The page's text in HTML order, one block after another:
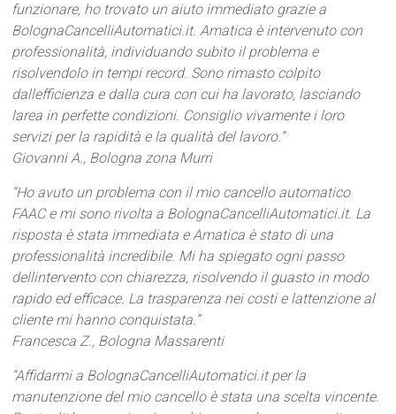
funzionare, ho trovato un aiuto immediato grazie a
BolognaCancelliAutomatici.it. Amatica è intervenuto con
professionalità, individuando subito il problema e
risolvendolo in tempi record. Sono rimasto colpito
dallefficienza e dalla cura con cui ha lavorato, lasciando
larea in perfette condizioni. Consiglio vivamente i loro
servizi per la rapidità e la qualità del lavoro.”
Giovanni A., Bologna zona Murri
“Ho avuto un problema con il mio cancello automatico
FAAC e mi sono rivolta a BolognaCancelliAutomatici.it. La
risposta è stata immediata e Amatica è stato di una
professionalità incredibile. Mi ha spiegato ogni passo
dellintervento con chiarezza, risolvendo il guasto in modo
rapido ed efficace. La trasparenza nei costi e lattenzione al
cliente mi hanno conquistata.”
Francesca Z., Bologna Massarenti
“Affidarmi a BolognaCancelliAutomatici.it per la
manutenzione del mio cancello è stata una scelta vincente.